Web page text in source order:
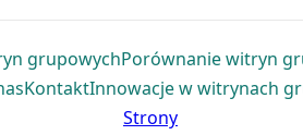
grupowychPorównanie witryn
KontaktInnowacje w witrynach
Strony